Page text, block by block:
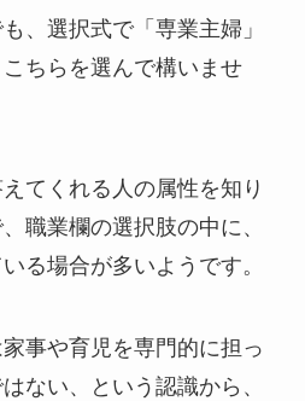
、選択式で「専業主婦」
ちらを選んで構いませ
てくれる人の属性を知り
職業欄の選択肢の中に、
る場合が多いようです。
事や育児を専門的に担っ
ない、という認識から、